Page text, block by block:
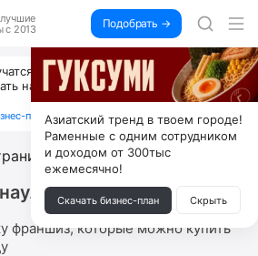
лучшие
с 2013
Подобрать →
пользоваться ИИ, вы можете
на их обучении по 500 тыс. каждый
план ↓
5
франшиз, которые можно купить
Азиатский тренд в твоем городе!
Раменные с одним сотрудником
и доходом от 300тыс
ежемесячно!
Скачать бизнес-план Скрыть